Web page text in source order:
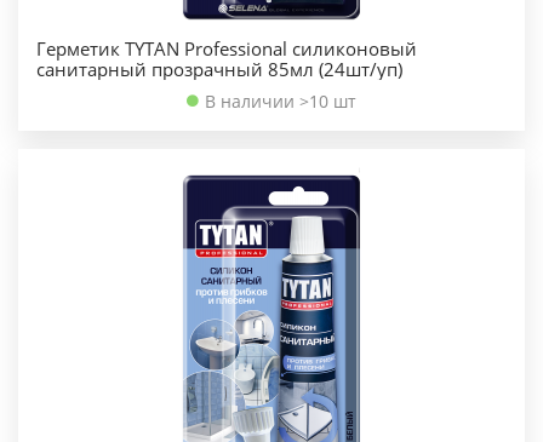
Герметик TYTAN Professional силиконовый
санитарный прозрачный 85мл (24шт/уп)
В наличии >10 шт